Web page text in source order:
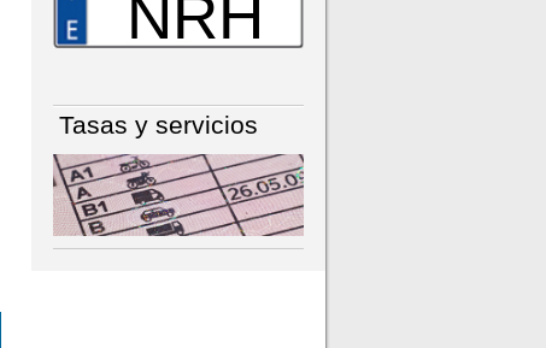
NRH
Tasas y servicios